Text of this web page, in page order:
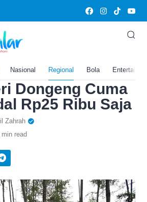
Nasional Regional Bola
di Tengah Kota
Bisa Menikmati
Hutan Pinus
Dongeng Cuma
Rp25 Ribu Saja
Zahrah
min read